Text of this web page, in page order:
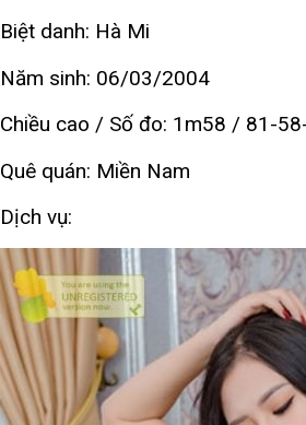
Biệt danh: Hà Mi
Năm sinh: 06/03/2004
Chiều cao / Số đo: 1m58 / 81-
Quê quán: Miền Nam
Dịch vụ: